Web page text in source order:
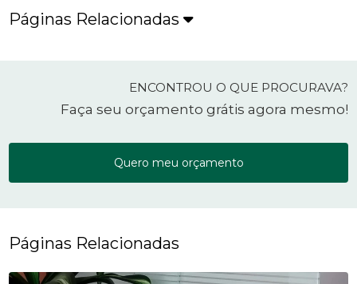
Páginas Relacionadas
ENCONTROU O QUE PROCURAVA?
Faça seu orçamento grátis agora mesmo!
Quero meu orçamento
Páginas Relacionadas